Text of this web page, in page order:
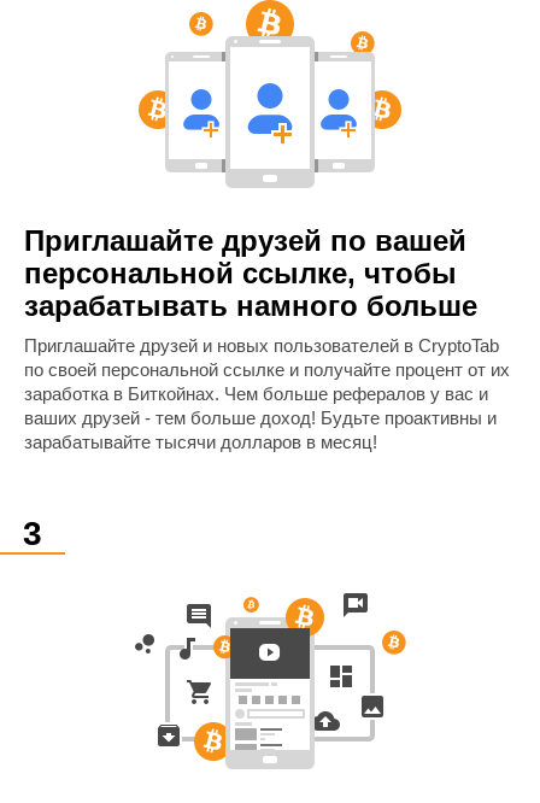
Приглашайте друзей по вашей
персональной ссылке, чтобы
зарабатывать намного больше
Приглашайте друзей и новых пользователей в CryptoTab
по своей персональной ссылке и получайте процент от их
заработка в Биткойнах. Чем больше рефералов у вас и
ваших друзей - тем больше доход! Будьте проактивны и
зарабатывайте тысячи долларов в месяц!